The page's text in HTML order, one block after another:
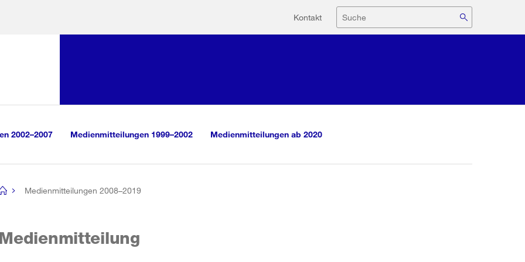
Hilfsnavigation
Kontakt Suche
2002–2007 Medienmitteilungen 1999–2002 Medienmitteilungen ab 2020
Medienmitteilungen 2008–2019